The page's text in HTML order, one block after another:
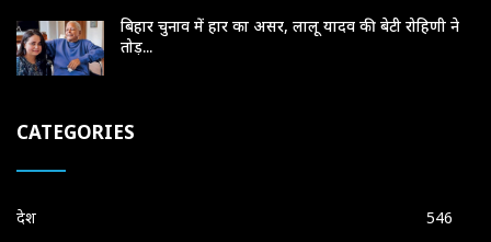
बिहार चुनाव में हार का असर, लालू यादव की बेटी रोहिणी ने
तोड़...
CATEGORIES
देश
546